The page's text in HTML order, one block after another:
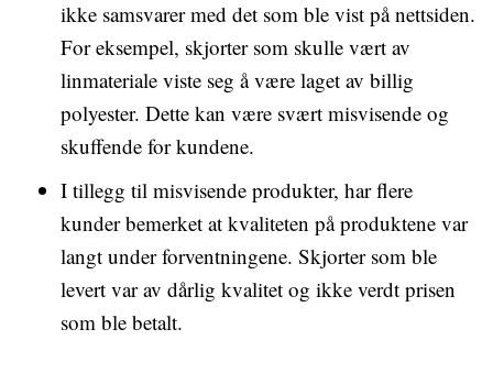
ikke samsvarer med det som ble vist på nettsiden.
For eksempel, skjorter som skulle vært av
linmateriale viste seg å være laget av billig
polyester. Dette kan være svært misvisende og
skuffende for kundene.
I tillegg til misvisende produkter, har flere
kunder bemerket at kvaliteten på produktene var
langt under forventningene. Skjorter som ble
levert var av dårlig kvalitet og ikke verdt prisen
som ble betalt.